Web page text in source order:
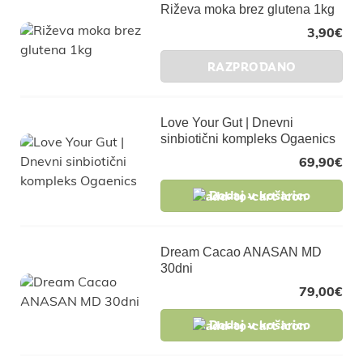
Riževa moka brez glutena 1kg
3,90€
RAZPRODANO
Love Your Gut | Dnevni
sinbiotični kompleks Ogaenics
69,90€
Dodaj v košarico
Dream Cacao ANASAN MD
30dni
79,00€
Dodaj v košarico